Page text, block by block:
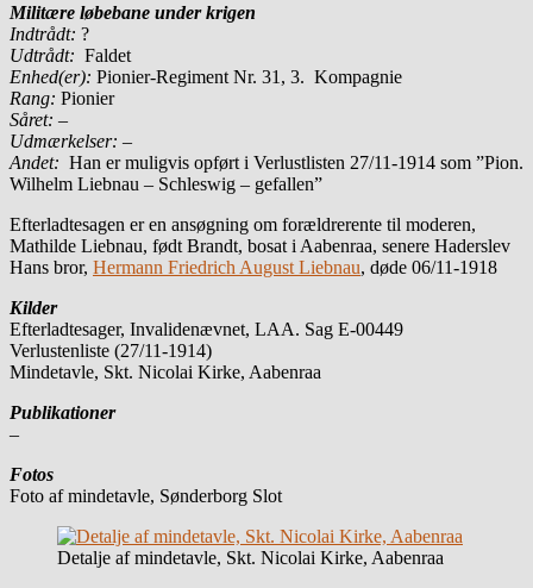
Militære løbebane under krigen
Indtrådt: ?
Udtrådt: Faldet
Enhed(er): Pionier-Regiment Nr. 31, 3. Kompagnie
Rang: Pionier
Såret: –
Udmærkelser: –
Andet: Han er muligvis opført i Verlustlisten 27/11-1914 som ”Pion.
Wilhelm Liebnau – Schleswig – gefallen”
Efterladtesagen er en ansøgning om forældrerente til moderen,
Mathilde Liebnau, født Brandt, bosat i Aabenraa, senere Haderslev
Hans bror, Hermann Friedrich August Liebnau, døde 06/11-1918
Kilder
Efterladtesager, Invalidenævnet, LAA. Sag E-00449
Verlustenliste (27/11-1914)
Mindetavle, Skt. Nicolai Kirke, Aabenraa
Publikationer
–
Fotos
Foto af mindetavle, Sønderborg Slot
Detalje af mindetavle, Skt. Nicolai Kirke, Aabenraa